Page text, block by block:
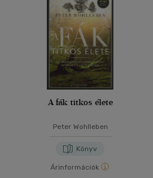
A fák titkos élete
Peter Wohlleben
Könyv
Árinformációk